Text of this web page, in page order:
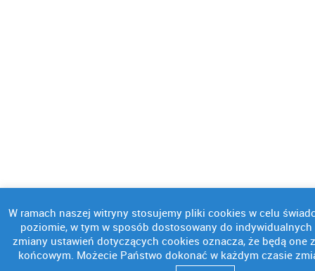
W ramach naszej witryny stosujemy pliki cookies w celu
poziomie, w tym w sposób dostosowany do
zmiany ustawień dotyczących cookies oznacza, że będą one
końcowym. Możecie Państwo dokonać w każdym czasie